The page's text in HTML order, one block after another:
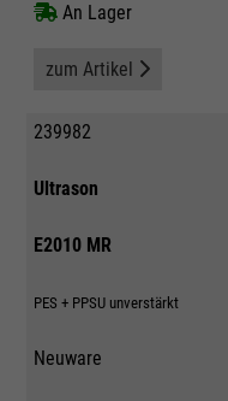
An Lager
zum Artikel
239982
Ultrason
E2010 MR
PES + PPSU unverstärkt
Neuware